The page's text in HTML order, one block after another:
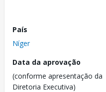
País
Níger
Data da aprovação
(conforme apresentação da
Diretoria Executiva)